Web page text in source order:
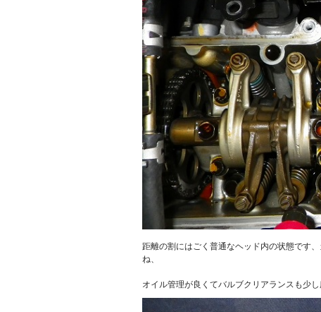
距離の割にはごく普通なヘッド内の状態です
ね、
オイル管理が良くてバルブクリアランスも少